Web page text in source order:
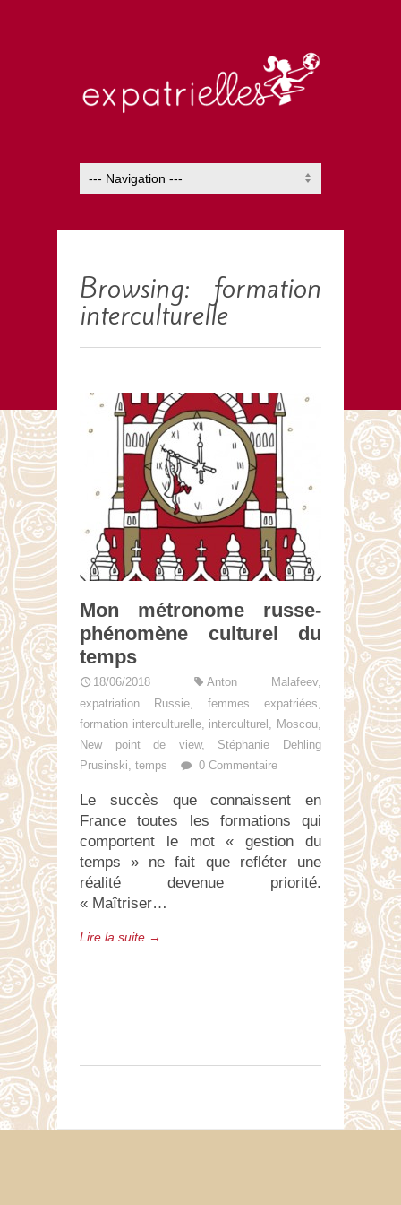
Browsing: formation
interculturelle
Mon métronome russe-
phénomène culturel du
temps
18/06/2018 Anton Malafeev,
expatriation Russie, femmes expatriées,
formation interculturelle, interculturel , Moscou,
New point de view, Stéphanie Dehling
Prusinski, temps 0 Commentaire
Le succès que connaissent en
France toutes les formations qui
comportent le mot « gestion du
temps » ne fait que refléter une
réalité devenue priorité.
« Maîtriser…
Lire la suite →